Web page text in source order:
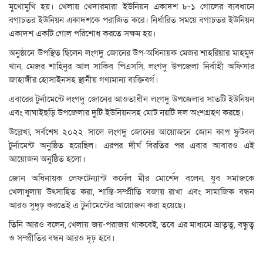
মুখোমুখি হয়। খেলায় খেদারমারা ইউনিয়ন একাদশ ৮-১ গোলের ব্যবধানে
বগাচতর ইউনিয়ন একাদশকে পরাজিত করে। নির্ধারিত সময়ে বগাচতর ইউনিয়ন
একাদশ একটি গোল পরিশোধ করতে সক্ষম হয়।
অনুষ্ঠানে উপস্থিত ছিলেন লংগদু জোনের উপ-অধিনায়ক মেজর শাহরিয়ার মাহমুদ
খান, মেজর শাহিনুর আল সাকিব পিএসসি, লংগদু উপজেলা নির্বাহী অফিসার
জাহাঙ্গীর হোসাইনসহ স্থানীয় গণ্যমান্য ব্যক্তিবর্গ।
এবারের টুর্নামেন্টে লংগদু জোনের আওতাধীন লংগদু উপজেলার সাতটি ইউনিয়ন
এবং বাঘাইছড়ি উপজেলার দুটি ইউনিয়নসহ মোট নয়টি দল অংশগ্রহণ করছে।
উল্লেখ্য, সর্বশেষ ২০২২ সালে লংগদু জোনের আয়োজনে জোন কাপ ফুটবল
টুর্নামেন্ট অনুষ্ঠিত হয়েছিল। এরপর দীর্ঘ বিরতির পর এবার আবারও এই
আয়োজন অনুষ্ঠিত হলো।
জোন অধিনায়ক লেফটেন্যান্ট কর্নেল মীর মোর্শেদ বলেন, যুব সমাজকে
খেলাধুলায় উৎসাহিত করা, শান্তি-সম্প্রীতি বজায় রাখা এবং সামাজিক বন্ধন
আরও সুদৃঢ় করতেই এ টুর্নামেন্টের আয়োজন করা হয়েছে।
তিনি আরও বলেন, খেলায় জয়-পরাজয় থাকবেই, তবে এর মাধ্যমে ভ্রাতৃত্ব, বন্ধুত্ব
ও সম্প্রীতির বন্ধন আরও দৃঢ় হবে।